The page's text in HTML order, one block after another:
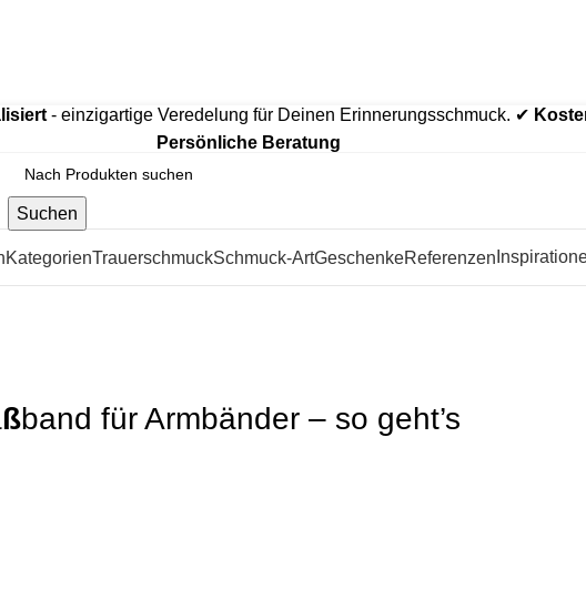
- einzigartige Veredelung für Deinen Erinnerungsschmuck. ✔
Persönliche Beratung
Suchen
KategorienTrauerschmuckSchmuck-ArtGeschenkeReferenzen
ßband für Armbänder – so geht’s